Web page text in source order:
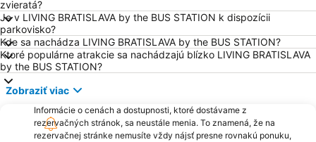
Čunovo
Vienna Airport
Rusovce
Jarovce
Vrakuňa
Neziderské jazero
Aquapark Senec
Hviezdoslavovo námestie
Pasienky
Aupark
Hlavné námestie
zvieratá?
Je v LIVING BRATISLAVA by the BUS STATION k dispozícii
parkovisko?
Kde sa nachádza LIVING BRATISLAVA by the BUS STATION?
Ktoré populárne atrakcie sa nachádzajú blízko LIVING BRATISLAVA
by the BUS STATION?
Zobraziť viac
Informácie o cenách a dostupnosti, ktoré dostávame z
rezervačných stránok, sa neustále menia. To znamená, že na
rezervačnej stránke nemusíte vždy nájsť presne rovnakú ponuku,